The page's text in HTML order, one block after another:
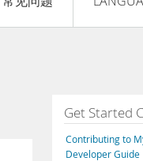
Français
Italiano
Get Started
Contributing to
Developer Guide